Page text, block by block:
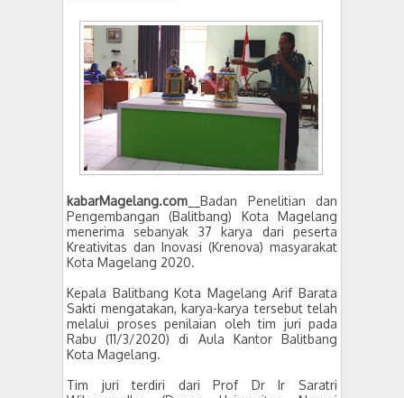
kabarMagelang.com __Badan Penelitian dan
Pengembangan (Balitbang) Kota Magelang
menerima sebanyak 37 karya dari peserta
Kreativitas dan Inovasi (Krenova) masyarakat
Kota Magelang 2020.
Kepala Balitbang Kota Magelang Arif Barata
Sakti mengatakan, karya-karya tersebut telah
melalui proses penilaian oleh tim juri pada
Rabu (11/3/2020) di Aula Kantor Balitbang
Kota Magelang.
Tim juri terdiri dari Prof Dr Ir Saratri